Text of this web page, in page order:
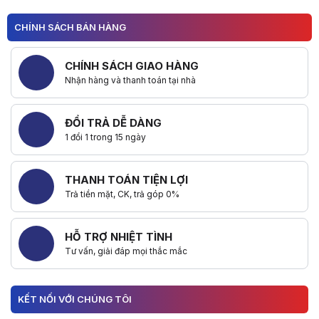
CHÍNH SÁCH BÁN HÀNG
CHÍNH SÁCH GIAO HÀNG
Nhận hàng và thanh toán tại nhà
ĐỔI TRẢ DỄ DÀNG
1 đổi 1 trong 15 ngày
THANH TOÁN TIỆN LỢI
Trả tiền mặt, CK, trả góp 0%
HỖ TRỢ NHIỆT TÌNH
Tư vấn, giải đáp mọi thắc mắc
KẾT NỐI VỚI CHÚNG TÔI